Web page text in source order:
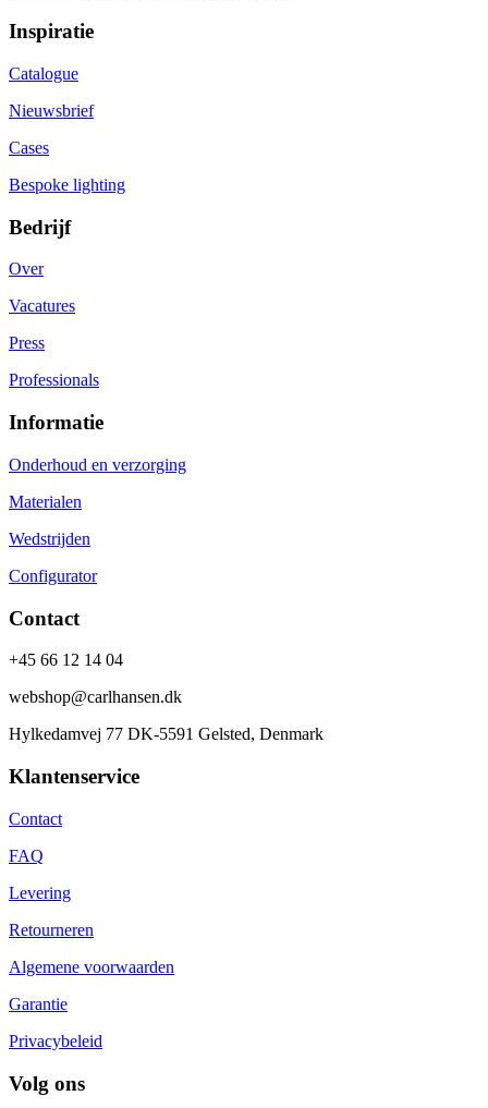
Inspiratie
Catalogue
Nieuwsbrief
Cases
Bespoke lighting
Bedrijf
Over
Vacatures
Press
Professionals
Informatie
Onderhoud en verzorging
Materialen
Wedstrijden
Configurator
Contact
+45 66 12 14 04
webshop@carlhansen.dk
Hylkedamvej 77 DK-5591 Gelsted, Denmark
Klantenservice
Contact
FAQ
Levering
Retourneren
Algemene voorwaarden
Garantie
Privacybeleid
Volg ons